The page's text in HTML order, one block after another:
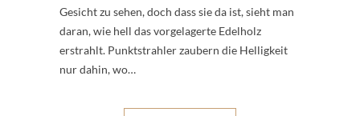
Gesicht zu sehen, doch dass sie da ist, sieht man
daran, wie hell das vorgelagerte Edelholz
erstrahlt. Punktstrahler zaubern die Helligkeit
nur dahin, wo…